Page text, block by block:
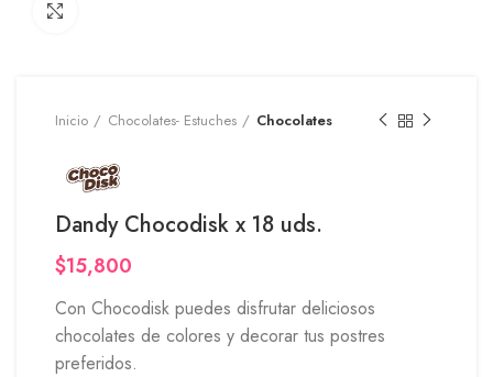
Inicio Chocolates- Estuches Chocolates
Dandy Chocodisk x 18 uds.
$15,800
Con Chocodisk puedes disfrutar deliciosos
chocolates de colores y decorar tus postres
preferidos.